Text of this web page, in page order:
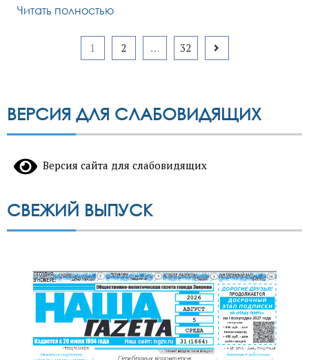
Читать полностью
1 2 … 32
ВЕРСИЯ ДЛЯ СЛАБОВИДЯЩИХ
Версия сайта для слабовидящих
СВЕЖИЙ ВЫПУСК